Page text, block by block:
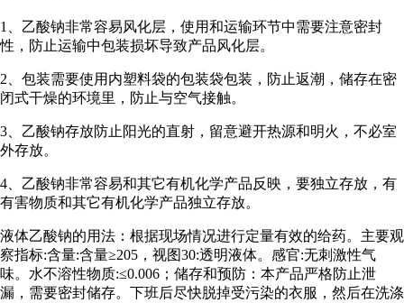
1、乙酸钠非常容易风化层，使用和运输环节中需要注意密封
性，防止运输中包装损坏导致产品风化层。
2、包装需要使用内塑料袋的包装袋包装，防止返潮，储存在密
闭式干燥的环境里，防止与空气接触。
3、乙酸钠存放防止阳光的直射，留意避开热源和明火，不必室
外存放。
4、乙酸钠非常容易和其它有机化学产品反映，要独立存放，有
有害物质和其它有机化学产品独立存放。
液体乙酸钠的用法：根据现场情况进行定量有效的给药。主要观
察指标:含量:含量≥205，视图30:透明液体。感官:无刺激性气
味。水不溶性物质:≤0.006；储存和预防：本产品严格防止泄
漏，需要密封储存。下班后尽快脱掉受污染的衣服，然后在洗涤